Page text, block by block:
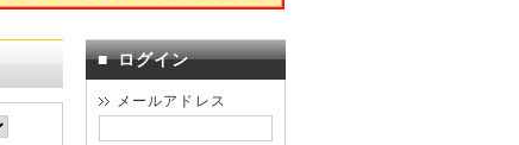
■ ログイン
メールアドレス